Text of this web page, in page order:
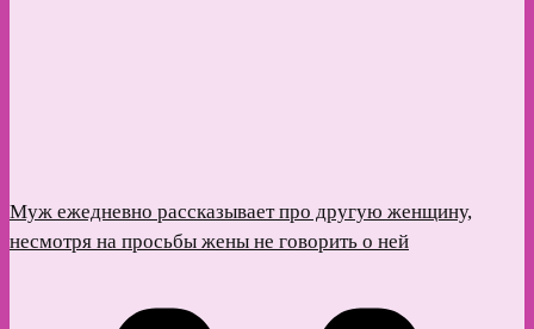
Муж ежедневно рассказывает про другую женщину,
несмотря на просьбы жены не говорить о ней